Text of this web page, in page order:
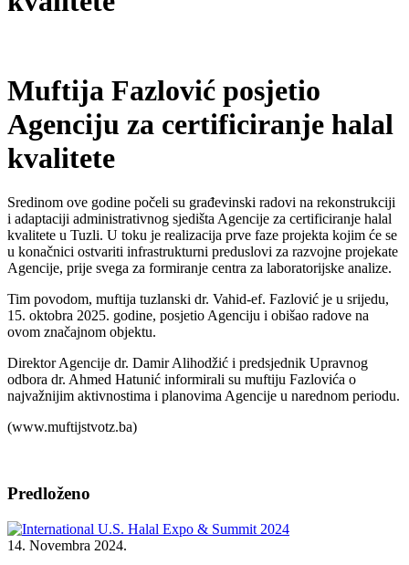
Muftija Fazlović posjetio
Agenciju za certificiranje halal
kvalitete
Sredinom ove godine počeli su građevinski radovi na rekonstrukciji
i adaptaciji administrativnog sjedišta Agencije za certificiranje halal
kvalitete u Tuzli. U toku je realizacija prve faze projekta kojim će se
u konačnici ostvariti infrastrukturni preduslovi za razvojne projekate
Agencije, prije svega za formiranje centra za laboratorijske analize.
Tim povodom, muftija tuzlanski dr. Vahid-ef. Fazlović je u srijedu,
15. oktobra 2025. godine, posjetio Agenciju i obišao radove na
ovom značajnom objektu.
Direktor Agencije dr. Damir Alihodžić i predsjednik Upravnog
odbora dr. Ahmed Hatunić informirali su muftiju Fazlovića o
najvažnijim aktivnostima i planovima Agencije u narednom periodu.
(www.muftijstvotz.ba)
Predloženo
14. Novembra 2024.